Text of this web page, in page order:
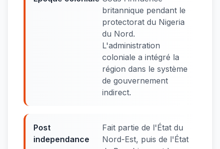
britannique pendant le
protectorat du Nigeria
du Nord.
L'administration
coloniale a intégré la
région dans le système
de gouvernement
indirect.
Post
independance
Fait partie de l'État du
Nord-Est, puis de l'État